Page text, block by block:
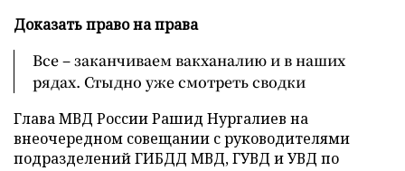
Доказать право на права
Все – заканчиваем вакханалию и в наших
рядах. Стыдно уже смотреть сводки
Глава МВД России Рашид Нургалиев на
внеочередном совещании с руководителями
подразделений ГИБДД МВД, ГУВД и УВД по